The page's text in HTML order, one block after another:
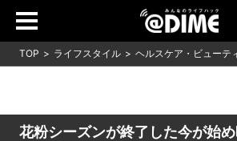
TOP ライフスタイル ヘルスケア・ビューテ
花粉シーズンが終了した今が始